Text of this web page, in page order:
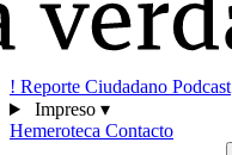
! Reporte Ciudadano Podcast
Impreso ▾
Hemeroteca Contacto